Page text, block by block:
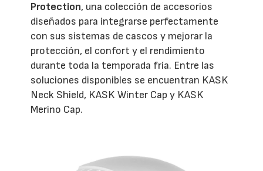
Protection, una colección de accesorios
diseñados para integrarse perfectamente
con sus sistemas de cascos y mejorar la
protección, el confort y el rendimiento
durante toda la temporada fría. Entre las
soluciones disponibles se encuentran KASK
Neck Shield, KASK Winter Cap y KASK
Merino Cap.